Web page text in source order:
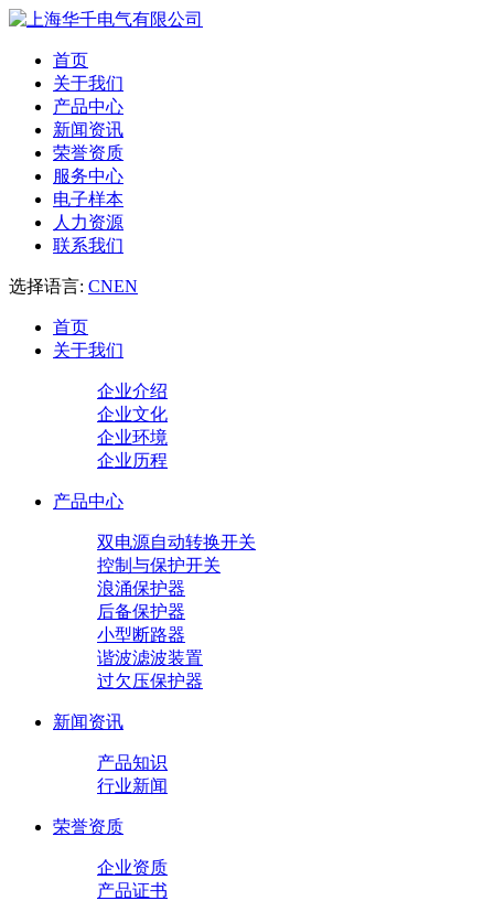
首页
关于我们
产品中心
新闻资讯
荣誉资质
服务中心
电子样本
人力资源
联系我们
选择语言: CNEN
首页
关于我们
企业介绍
企业文化
企业环境
企业历程
产品中心
双电源自动转换开关
控制与保护开关
浪涌保护器
后备保护器
小型断路器
谐波滤波装置
过欠压保护器
新闻资讯
产品知识
行业新闻
荣誉资质
企业资质
产品证书